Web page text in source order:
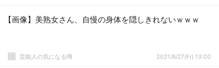
【画像】美熟女さん、自慢の身体を隠しきれないｗｗｗ
芸能人の気になる噂 2021/8/27(Fr) 13:00